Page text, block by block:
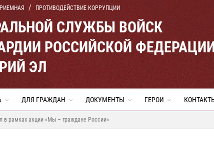
ПРОТИВОДЕЙСТВИЕ КОРРУПЦИИ
СЛУЖБЫ ВОЙСК
РОССИЙСКОЙ
ЭЛ
ДЛЯ ГРАЖДАН ДОКУМЕНТЫ ГЕРОИ
в рамках акции «Мы – граждане России»